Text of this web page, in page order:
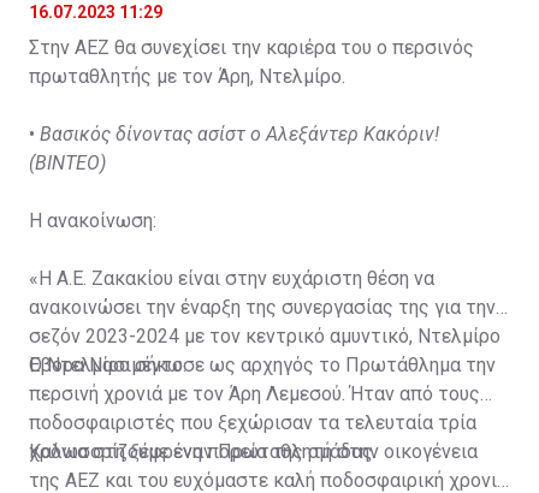
16.07.2023 11:29
Στην ΑΕΖ θα συνεχίσει την καριέρα του ο περσινός
πρωταθλητής με τον Άρη, Ντελμίρο.
• Βασικός δίνοντας ασίστ ο Αλεξάντερ Κακόριν!
(ΒΙΝΤΕΟ)
Η ανακοίνωση:
«Η Α.Ε. Ζακακίου είναι στην ευχάριστη θέση να
ανακοινώσει την έναρξη της συνεργασίας της για την
σεζόν 2023-2024 με τον κεντρικό αμυντικό, Ντελμίρο
Έβορα Νασιμέντο.
Ο Ντελμίρο σήκωσε ως αρχηγός το Πρωτάθλημα την
περσινή χρονιά με τον Άρη Λεμεσού. Ήταν από τους
ποδοσφαιριστές που ξεχώρισαν τα τελευταία τρία
χρόνια στη ξέφρενη πορεία της ομάδας.
Καλωσορίζουμε έναν Πρωταθλητή στην οικογένεια
της ΑΕΖ και του ευχόμαστε καλή ποδοσφαιρική χρονιά